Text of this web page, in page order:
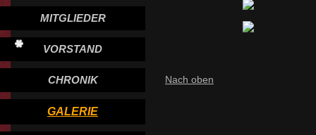
MITGLIEDER
VORSTAND
CHRONIK
GALERIE
Nach oben